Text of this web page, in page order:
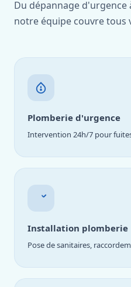
Du dépannage
notre équipe couvre tous
Plomberie d'urgence
Intervention 24h/7 pour
Installation plomberie
Pose de sanitaires,